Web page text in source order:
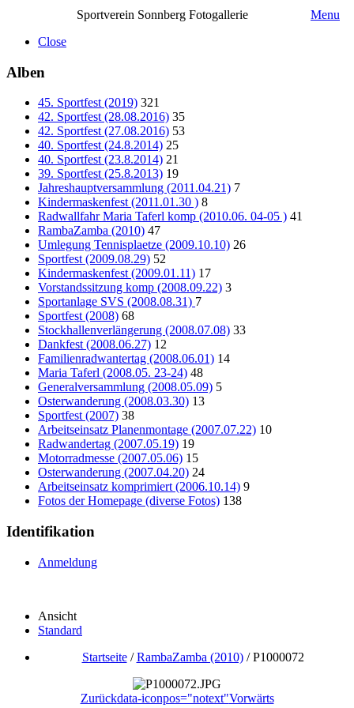
Sportverein Sonnberg Fotogallerie
Menu
Close
Alben
45. Sportfest (2019) 321
42. Sportfest (28.08.2016) 35
42. Sportfest (27.08.2016) 53
40. Sportfest (24.8.2014) 25
40. Sportfest (23.8.2014) 21
39. Sportfest (25.8.2013) 19
Jahreshauptversammlung (2011.04.21) 7
Kindermaskenfest (2011.01.30 ) 8
Radwallfahr Maria Taferl komp (2010.06. 04-05 ) 41
RambaZamba (2010) 47
Umlegung Tennisplaetze (2009.10.10) 26
Sportfest (2009.08.29) 52
Kindermaskenfest (2009.01.11) 17
Vorstandssitzung komp (2008.09.22) 3
Sportanlage SVS (2008.08.31) 7
Sportfest (2008) 68
Stockhallenverlängerung (2008.07.08) 33
Dankfest (2008.06.27) 12
Familienradwantertag (2008.06.01) 14
Maria Taferl (2008.05. 23-24) 48
Generalversammlung (2008.05.09) 5
Osterwanderung (2008.03.30) 13
Sportfest (2007) 38
Arbeitseinsatz Planenmontage (2007.07.22) 10
Radwandertag (2007.05.19) 19
Motorradmesse (2007.05.06) 15
Osterwanderung (2007.04.20) 24
Arbeitseinsatz komprimiert (2006.10.14) 9
Fotos der Homepage (diverse Fotos) 138
Identifikation
Anmeldung
Ansicht
Standard
Startseite/RambaZamba (2010)/P1000072
Zurückdata-iconpos="notext"Vorwärts